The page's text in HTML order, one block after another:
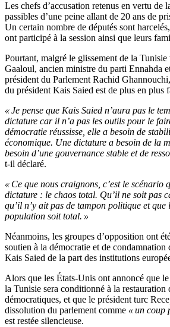
Les chefs d’accusation retenus en vertu de
passibles d’une peine allant de 20 ans de
Un certain nombre de députés sont
ont participé à la session ainsi que leurs
Pourtant, malgré le glissement de la Tunisie
Gaaloul, ancien ministre du parti Ennahda
président du Parlement Rachid
du président Kais Saied est de plus en plus
« Je pense que Kais Saied n’aura pas le
dictature car il n’a pas les outils pour le
démocratie réussisse, elle a besoin de
économique. Une dictature a besoin de la
besoin d’une gouvernance stable et de
t-il déclaré.
« Ce que nous craignons, c’est le scénario
dictature : le chaos total. Qu’il ne soit pas
qu’il n’y ait pas de tampon politique et que
population soit total. »
Néanmoins, les groupes d’opposition ont
soutien à la démocratie et de condamnation
Kais Saied de la part des institutions
Alors que les États-Unis ont annoncé que
la Tunisie sera conditionné à la restauration
démocratiques, et que le président turc
dissolution du parlement comme « un coup
est restée silencieuse.